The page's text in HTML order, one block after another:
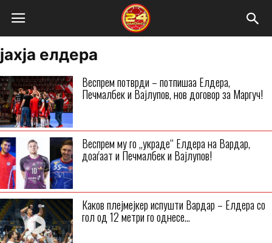
јахја елдера
Веспрем потврди – потпишаа Елдера,
Печмалбек и Вајлупов, нов договор за Маргуч!
Веспрем му го „украде“ Елдера на Вардар,
доаѓаат и Печмалбек и Вајлупов!
Каков плејмејкер испушти Вардар – Елдера со
гол од 12 метри го однесе...